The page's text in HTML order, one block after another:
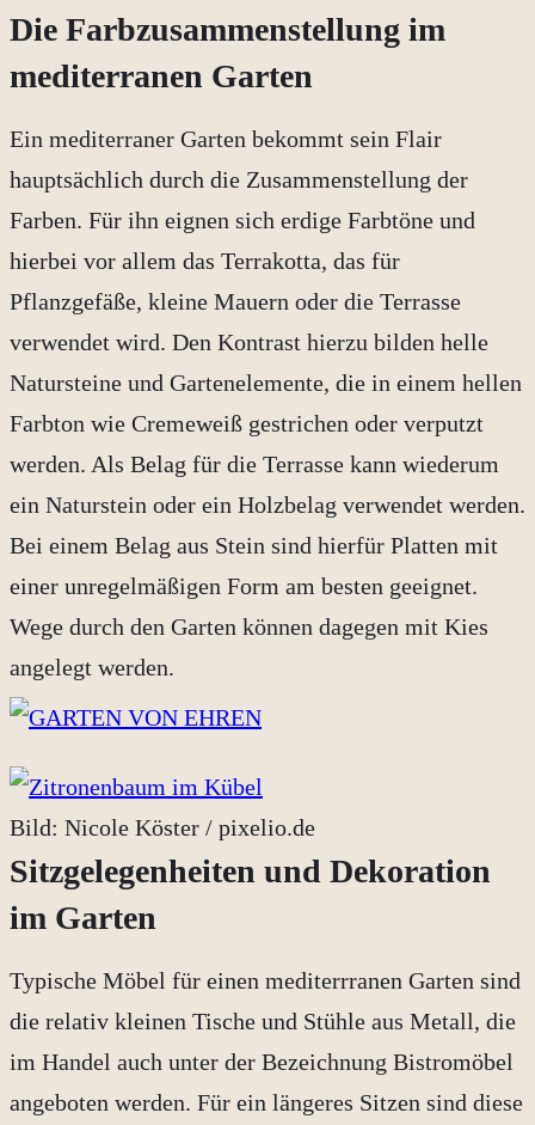
Die Farbzusammenstellung im
mediterranen Garten
Ein mediterraner Garten bekommt sein Flair
hauptsächlich durch die Zusammenstellung der
Farben. Für ihn eignen sich erdige Farbtöne und
hierbei vor allem das Terrakotta, das für
Pflanzgefäße, kleine Mauern oder die Terrasse
verwendet wird. Den Kontrast hierzu bilden helle
Natursteine und Gartenelemente, die in einem hellen
Farbton wie Cremeweiß gestrichen oder verputzt
werden. Als Belag für die Terrasse kann wiederum
ein Naturstein oder ein Holzbelag verwendet werden.
Bei einem Belag aus Stein sind hierfür Platten mit
einer unregelmäßigen Form am besten geeignet.
Wege durch den Garten können dagegen mit Kies
angelegt werden.
Bild: Nicole Köster / pixelio.de
Sitzgelegenheiten und Dekoration
im Garten
Typische Möbel für einen mediterrranen Garten sind
die relativ kleinen Tische und Stühle aus Metall, die
im Handel auch unter der Bezeichnung Bistromöbel
angeboten werden. Für ein längeres Sitzen sind diese